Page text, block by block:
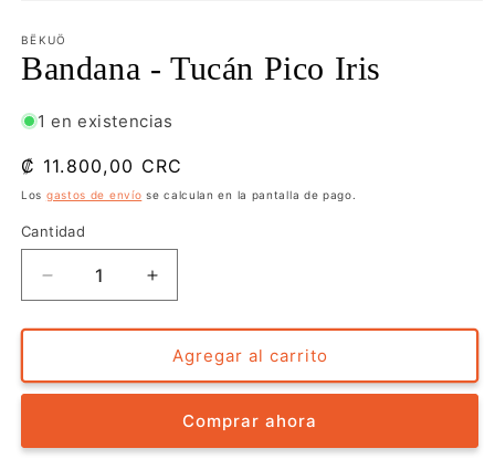
multimedia
1
en
modal
BËKUÖ
Bandana - Tucán Pico Iris
1 en existencias
Precio
habitual
₡ 11.800,00 CRC
Los gastos de envío se calculan en la pantalla de pago.
Cantidad
Reducir
cantidad
para
-
Tucán
Iris
Aumentar
cantidad
para
Bandana
-
Tucán
Pico
Iris
Agregar al carrito
Comprar ahora